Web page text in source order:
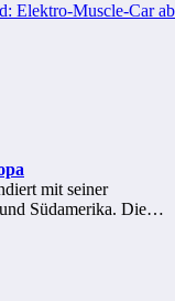
Elektro-Muscle-Car ab
mit seiner
Südamerika. Die…